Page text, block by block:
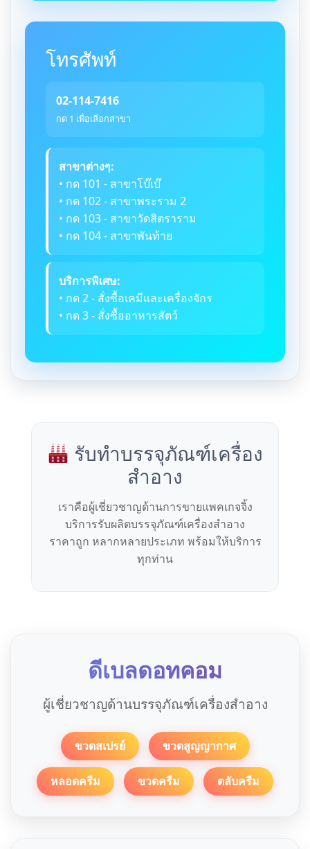
โทรศัพท์
02-114-7416
กด 1 เพื่อเลือกสาขา
สาขาต่างๆ:
• กด 101 - สาขาโบ๊เบ๊
• กด 102 - สาขาพระราม 2
• กด 103 - สาขาวัดสิตราราม
• กด 104 - สาขาพันท้าย
บริการพิเศษ:
• กด 2 - สั่งซื้อเคมีและเครื่องจักร
• กด 3 - สั่งซื้ออาหารสัตว์
รับทำบรรจุภัณฑ์เครื่อง
สำอาง
เราคือผู้เชี่ยวชาญด้านการขายแพคเกจจิ้ง
บริการรับผลิตบรรจุภัณฑ์เครื่องสำอาง
ราคาถูก หลากหลายประเภท พร้อมให้บริการ
ทุกท่าน
ดีเบลดอทคอม
ผู้เชี่ยวชาญด้านบรรจุภัณฑ์เครื่องสำอาง
ขวดสเปรย์ ขวดสูญญากาศ
หลอดครีม ขวดครีม ตลับครีม